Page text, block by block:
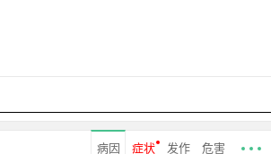
病因 症状 发作 危害